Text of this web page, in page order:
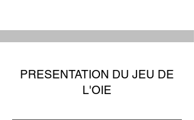
PRESENTATION DU JEU DE
L'OIE